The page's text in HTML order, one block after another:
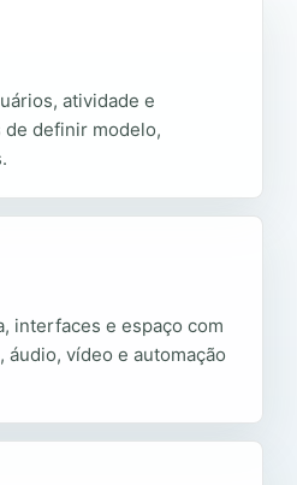
atividade e
definir modelo,
interfaces e espaço com
vídeo e automação